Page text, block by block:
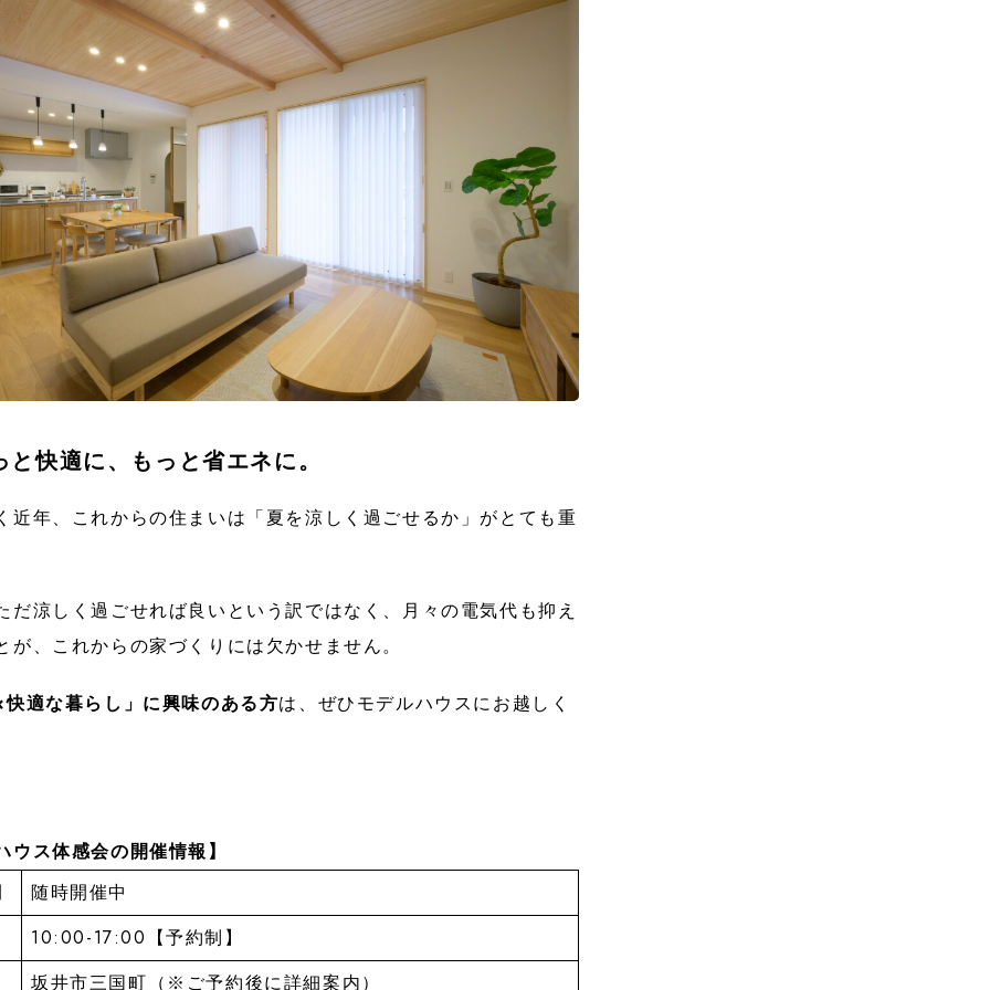
と快適に、もっと省エネに。
近年、これからの住まいは「夏を涼しく過ごせるか」がとても重
だ涼しく過ごせれば良いという訳ではなく、月々の電気代も抑え
が、これからの家づくりには欠かせません。
適な暮らし」に興味のある方は、ぜひモデルハウスにお越しく
ウス体感会の開催情報】
随時開催中
10:00-17:00【予約制】
坂井市三国町（※ご予約後に詳細案内）